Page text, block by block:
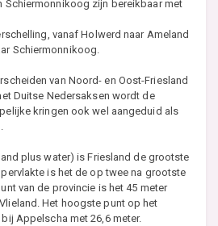
Schiermonnikoog zijn bereikbaar met
vanaf Holwerd naar Ameland
Schiermonnikoog.
van Noord- en Oost-Friesland
Duitse Nedersaksen wordt de
kringen ook wel aangeduid als
plus water) is Friesland de grootste
is het de op twee na grootste
van de provincie is het 45 meter
Het hoogste punt op het
Appelscha met 26,6 meter.